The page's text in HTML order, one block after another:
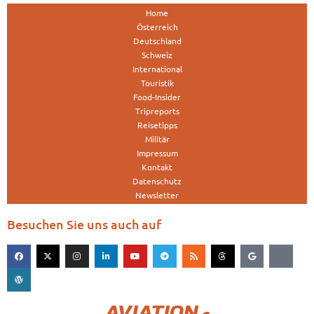
Home
Österreich
Deutschland
Schweiz
International
Touristik
Food-Insider
Tripreports
Reisetipps
Militär
Impressum
Kontakt
Datenschutz
Newsletter
Besuchen Sie uns auch auf